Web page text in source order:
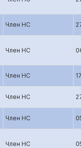
Член НС
Член НС
Член НС
Член НС
Член НС
Член НС